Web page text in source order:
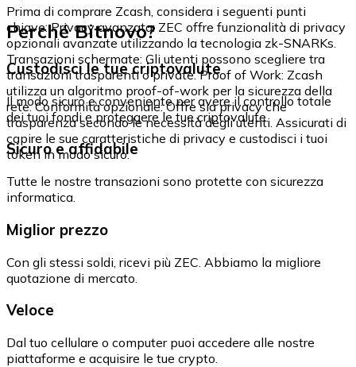
Prima di comprare Zcash, considera i seguenti punti
chiave: Privacy avanzata: ZEC offre funzionalità di privacy
opzionali avanzate utilizzando la tecnologia zk-SNARKs.
Transazioni schermate: Gli utenti possono scegliere tra
transazioni trasparenti o private. Proof of Work: Zcash
utilizza un algoritmo proof-of-work per la sicurezza della
rete. Conformità opzionale: Offre sia privacy che
trasparenza secondo le necessità degli utenti. Assicurati di
capire le sue caratteristiche di privacy e custodisci i tuoi
token in modo sicuro.
Perché Bitnovo?
Custodisci le tue criptovalute
Il modo sicuro e conveniente per avere il controllo totale
dei tuoi fondi e proteggere le tue criptovalute.
Sicuro e affidabile
Tutte le nostre transazioni sono protette con sicurezza
informatica.
Miglior prezzo
Con gli stessi soldi, ricevi più ZEC. Abbiamo la migliore
quotazione di mercato.
Veloce
Dal tuo cellulare o computer puoi accedere alle nostre
piattaforme e acquisire le tue crypto.